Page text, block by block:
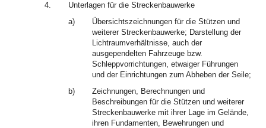
4.
Unterlagen für die Streckenbauwerke
a)
Übersichtszeichnungen für die Stützen und
weiterer Streckenbauwerke; Darstellung der
Lichtraumverhältnisse, auch der
ausgependelten Fahrzeuge bzw.
Schleppvorrichtungen, etwaiger Führungen
und der Einrichtungen zum Abheben der Seile;
b)
Zeichnungen, Berechnungen und
Beschreibungen für die Stützen und weiterer
Streckenbauwerke mit ihrer Lage im Gelände,
ihren Fundamenten, Bewehrungen und